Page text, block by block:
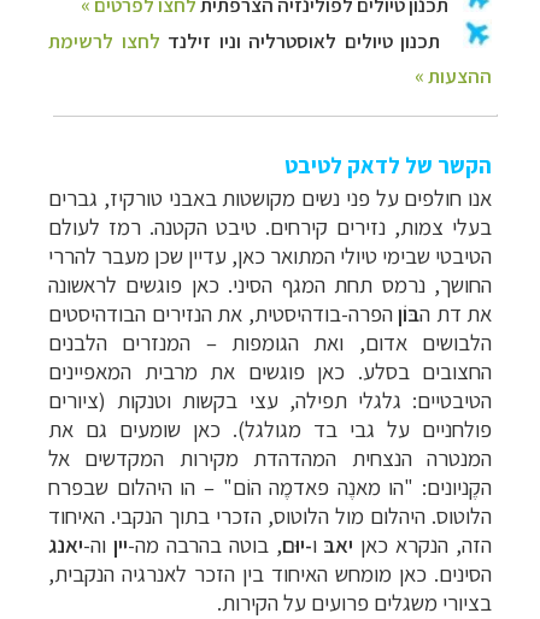
הקשר של לדאק לטיבט
אנו חולפים על פני נשים מקושטות באבני טורקיז, גברים
בעלי צמות, נזירים קירחים. טיבט הקטנה. רמז לעולם
הטיבטי שבימי טיולי המתואר כאן, עדיין שכן מעבר להררי
החושך, נרמס תחת המגף הסיני. כאן פוגשים לראשונה
את דת הבּוֹןהפרה-בודהיסטית, את הנזירים הבודהיסטים
הלבושים אדום, ואת הגומפות– המנזרים הלבנים
החצובים בסלע. כאן פוגשים את מרבית המאפיינים
הטיבטיים: גלגלי תפילה, עצי בקשות וטנקות (ציורים
פולחניים על גבי בד מגולגל). כאן שומעים גם את
המנטרההנצחית המהדהדת מקירות המקדשים אל
הקֶניונים: "הו מאנֶה פאדמֶה הוֹם" – הו היהלום שבפרח
הלוטוס. היהלום מול הלוטוס, הזכרי בתוך הנקבי. האיחוד
הזה, הנקרא כאן יאבּו-יוּם, בוטה בהרבה מה-יין וה-יאנג
הסינים. כאן מומחש האיחוד בין הזכר לאנרגיה הנקבית,
בציורי משגלים פרועים על הקירות.